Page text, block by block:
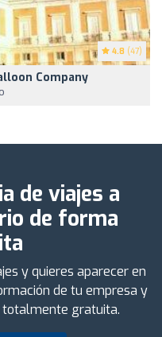
4.8 (47)
Company
de viajes a
de forma
y quieres aparecer en
de tu empresa y
gratuita.